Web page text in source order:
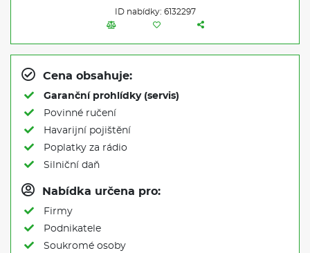
ID nabídky: 6132297
Cena obsahuje:
Garanční prohlídky (servis)
Povinné ručení
Havarijní pojištění
Poplatky za rádio
Silniční daň
Nabídka určena pro:
Firmy
Podnikatele
Soukromé osoby